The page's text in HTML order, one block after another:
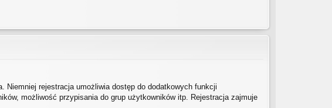
rejestracja umożliwia dostęp do dodatkowych funkcji
możliwość przypisania do grup użytkowników itp. Rejestracja zajmuje